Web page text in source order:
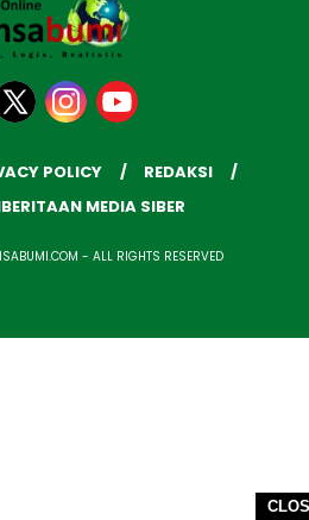
POLICY
REDAKSI
MEDIA SIBER
- ALL RIGHTS RESERVED